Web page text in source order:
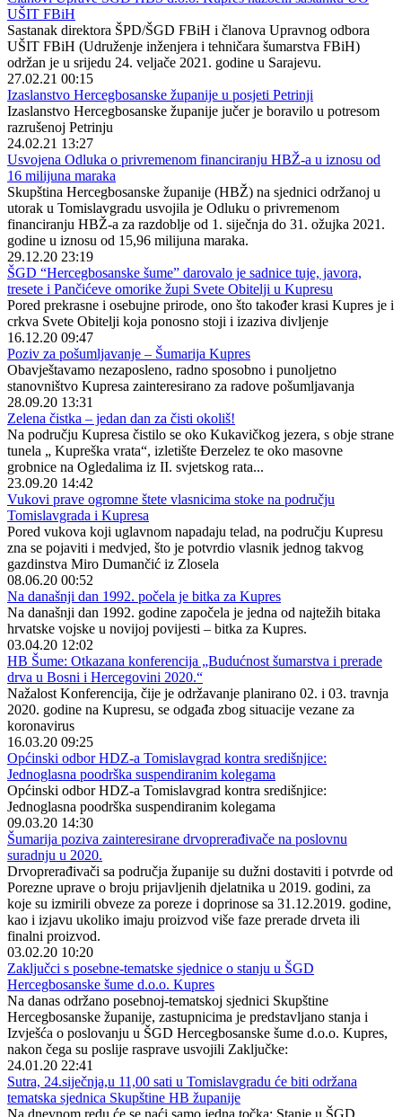
UŠIT FBiH
Sastanak direktora ŠPD/ŠGD FBiH i članova Upravnog odbora
UŠIT FBiH (Udruženje inženjera i tehničara šumarstva FBiH)
održan je u srijedu 24. veljače 2021. godine u Sarajevu.
27.02.21 00:15
Izaslanstvo Hercegbosanske županije u posjeti Petrinji
Izaslanstvo Hercegbosanske županije jučer je boravilo u potresom
razrušenoj Petrinju
24.02.21 13:27
Usvojena Odluka o privremenom financiranju HBŽ-a u iznosu od
16 milijuna maraka
Skupština Hercegbosanske županije (HBŽ) na sjednici održanoj u
utorak u Tomislavgradu usvojila je Odluku o privremenom
financiranju HBŽ-a za razdoblje od 1. siječnja do 31. ožujka 2021.
godine u iznosu od 15,96 milijuna maraka.
29.12.20 23:19
ŠGD “Hercegbosanske šume” darovalo je sadnice tuje, javora,
tresete i Pančićeve omorike župi Svete Obitelji u Kupresu
Pored prekrasne i osebujne prirode, ono što također krasi Kupres je i
crkva Svete Obitelji koja ponosno stoji i izaziva divljenje
16.12.20 09:47
Poziv za pošumljavanje – Šumarija Kupres
Obavještavamo nezaposleno, radno sposobno i punoljetno
stanovništvo Kupresa zainteresirano za radove pošumljavanja
28.09.20 13:31
Zelena čistka – jedan dan za čisti okoliš!
Na području Kupresa čistilo se oko Kukavičkog jezera, s obje strane
tunela „ Kupreška vrata“, izletište Đerzelez te oko masovne
grobnice na Ogledalima iz II. svjetskog rata...
23.09.20 14:42
Vukovi prave ogromne štete vlasnicima stoke na području
Tomislavgrada i Kupresa
Pored vukova koji uglavnom napadaju telad, na području Kupresu
zna se pojaviti i medvjed, što je potvrdio vlasnik jednog takvog
gazdinstva Miro Dumančić iz Zlosela
08.06.20 00:52
Na današnji dan 1992. počela je bitka za Kupres
Na današnji dan 1992. godine započela je jedna od najtežih bitaka
hrvatske vojske u novijoj povijesti – bitka za Kupres.
03.04.20 12:02
HB Šume: Otkazana konferencija „Budućnost šumarstva i prerade
drva u Bosni i Hercegovini 2020.“
Nažalost Konferencija, čije je održavanje planirano 02. i 03. travnja
2020. godine na Kupresu, se odgađa zbog situacije vezane za
koronavirus
16.03.20 09:25
Općinski odbor HDZ-a Tomislavgrad kontra središnjice:
Jednoglasna poodrška suspendiranim kolegama
Općinski odbor HDZ-a Tomislavgrad kontra središnjice:
Jednoglasna poodrška suspendiranim kolegama
09.03.20 14:30
Šumarija poziva zainteresirane drvoprerađivače na poslovnu
suradnju u 2020.
Drvoprerađivači sa područja županije su dužni dostaviti i potvrde od
Porezne uprave o broju prijavljenih djelatnika u 2019. godini, za
koje su izmirili obveze za poreze i doprinose sa 31.12.2019. godine,
kao i izjavu ukoliko imaju proizvod više faze prerade drveta ili
finalni proizvod.
03.02.20 10:20
Zaključci s posebne-tematske sjednice o stanju u ŠGD
Hercegbosanske šume d.o.o. Kupres
Na danas održano posebnoj-tematskoj sjednici Skupštine
Hercegbosanske županije, zastupnicima je predstavljano stanja i
Izvješća o poslovanju u ŠGD Hercegbosanske šume d.o.o. Kupres,
nakon čega su poslije rasprave usvojili Zaključke:
24.01.20 22:41
Sutra, 24.siječnja,u 11,00 sati u Tomislavgradu će biti održana
tematska sjednica Skupštine HB županije
Na dnevnom redu će se naći samo jedna točka: Stanje u ŠGD